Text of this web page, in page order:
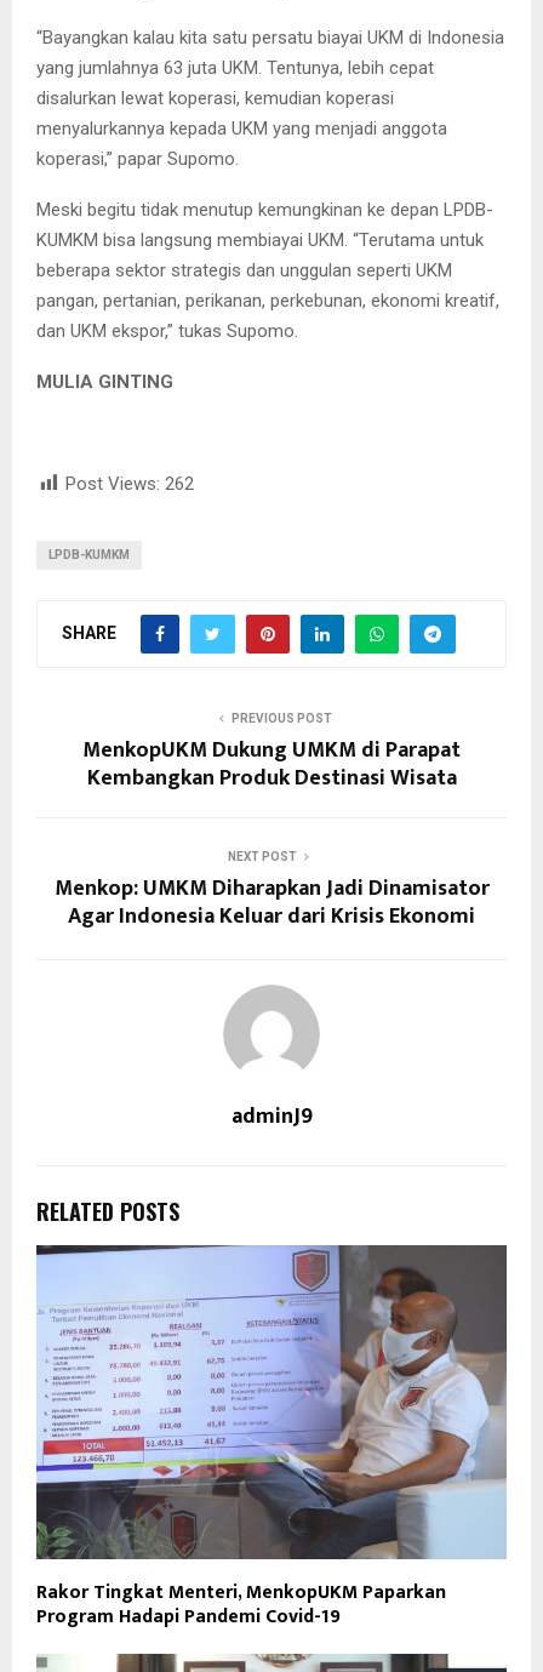
“Bayangkan kalau kita satu persatu biayai UKM di Indonesia
yang jumlahnya 63 juta UKM. Tentunya, lebih cepat
disalurkan lewat koperasi, kemudian koperasi
menyalurkannya kepada UKM yang menjadi anggota
koperasi,” papar Supomo.
Meski begitu tidak menutup kemungkinan ke depan LPDB-
KUMKM bisa langsung membiayai UKM. “Terutama untuk
beberapa sektor strategis dan unggulan seperti UKM
pangan, pertanian, perikanan, perkebunan, ekonomi kreatif,
dan UKM ekspor,” tukas Supomo.
MULIA GINTING
Post Views: 262
LPDB-KUMKM
SHARE
PREVIOUS POST
MenkopUKM Dukung UMKM di Parapat
Kembangkan Produk Destinasi Wisata
NEXT POST
Menkop: UMKM Diharapkan Jadi Dinamisator
Agar Indonesia Keluar dari Krisis Ekonomi
adminJ9
RELATED POSTS
Rakor Tingkat Menteri, MenkopUKM Paparkan
Program Hadapi Pandemi Covid-19